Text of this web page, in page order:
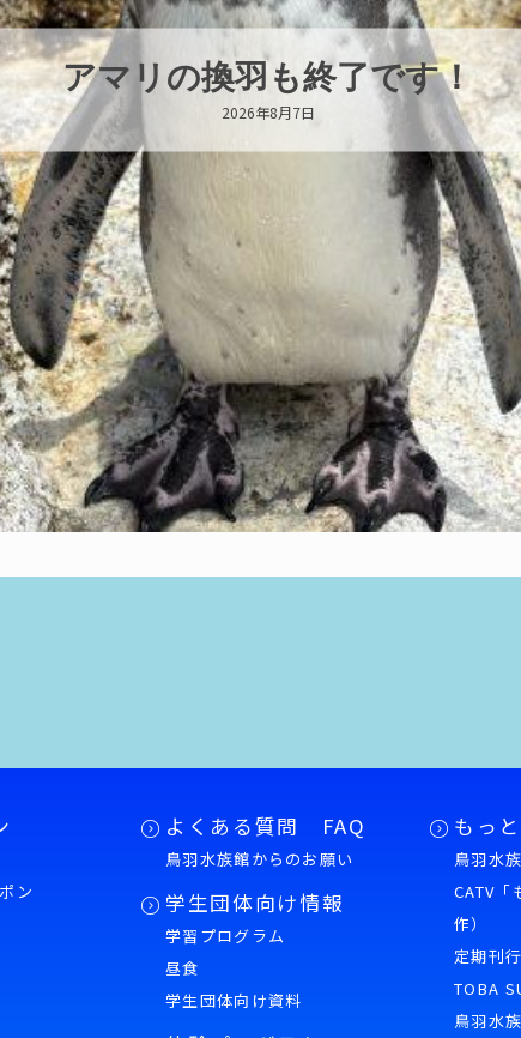
トビウオ幼魚展示中！
2026年8月6日
ン
よくある質問 FAQ
鳥羽水族館からのお願い
学生団体向け情報
学習プログラム
昼食
学生団体向け資料
もっ
鳥羽水
CATV「
作）
定期刊
TOBA
鳥羽水